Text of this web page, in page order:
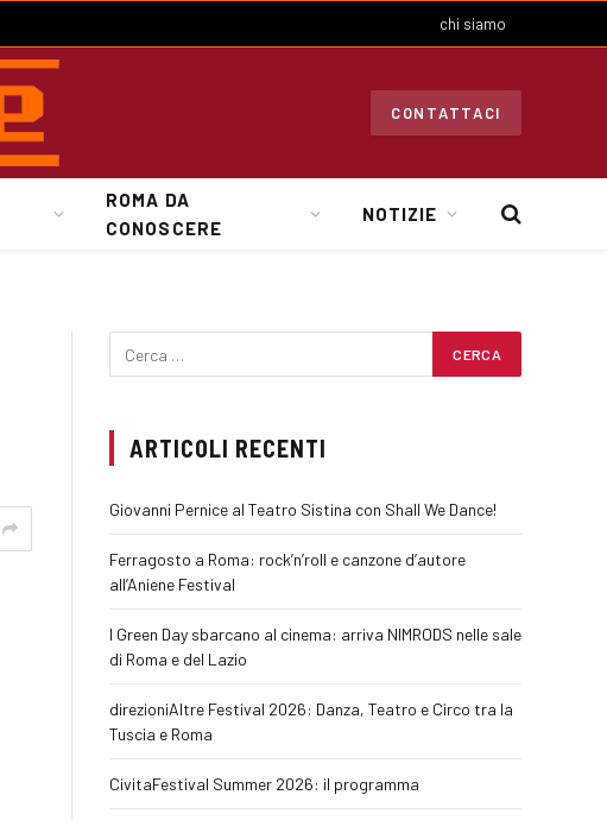
chi siamo
CONTATTACI
ROMA DA
CONOSCERE
NOTIZIE
ARTICOLI RECENTI
Giovanni Pernice al Teatro Sistina con Shall We Dance!
Ferragosto a Roma: rock’n’roll e canzone d’autore
all’Aniene Festival
I Green Day sbarcano al cinema: arriva NIMRODS nelle sale
di Roma e del Lazio
direzioniAltre Festival 2026: Danza, Teatro e Circo tra la
Tuscia e Roma
CivitaFestival Summer 2026: il programma